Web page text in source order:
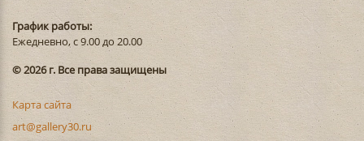
График работы:
Ежедневно, с 9.00 до 20.00
© 2026 г. Все права защищены
Карта сайта
art@gallery30.ru